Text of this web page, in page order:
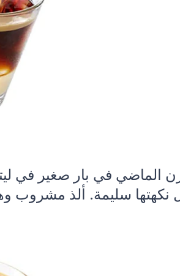
الماضي في بار صغير في
نكهتها سليمة. ألذ مشروب